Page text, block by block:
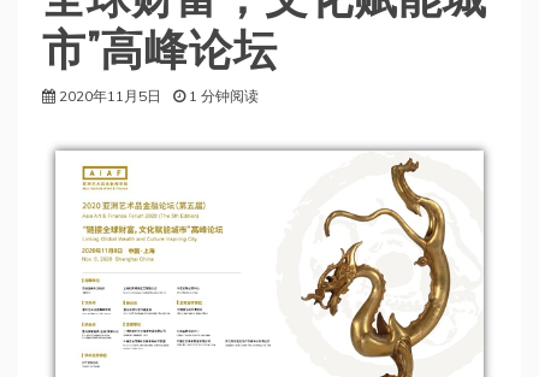
市”高峰论坛
2020年11月5日 1 分钟阅读